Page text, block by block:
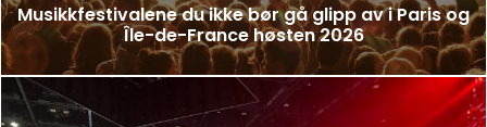
Musikkfestivalene du ikke bør gå glipp av i Paris og
Île-de-France høsten 2026